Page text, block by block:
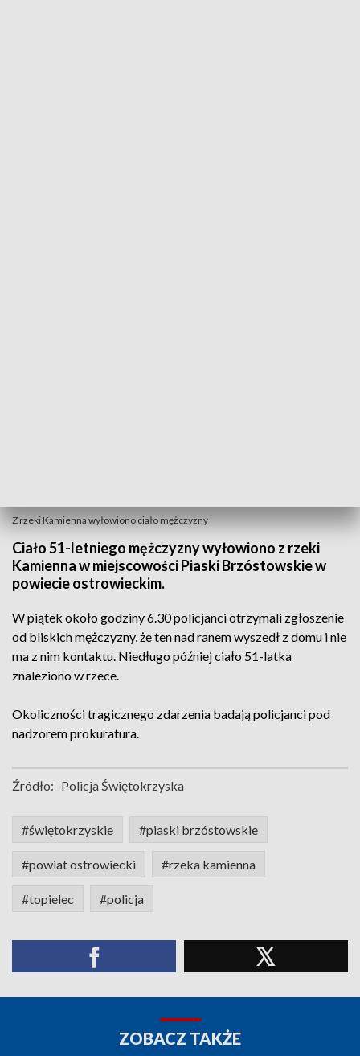
Z rzeki Kamienna wyłowiono ciało mężczyzny
Ciało 51-letniego mężczyzny wyłowiono z rzeki
Kamienna w miejscowości Piaski Brzóstowskie w
powiecie ostrowieckim.
W piątek około godziny 6.30 policjanci otrzymali zgłoszenie
od bliskich mężczyzny, że ten nad ranem wyszedł z domu i nie
ma z nim kontaktu. Niedługo później ciało 51-latka
znaleziono w rzece.
Okoliczności tragicznego zdarzenia badają policjanci pod
nadzorem prokuratura.
Źródło: Policja Świętokrzyska
#świętokrzyskie #piaski brzóstowskie
#powiat ostrowiecki #rzeka kamienna
#topielec #policja
ZOBACZ TAKŻE